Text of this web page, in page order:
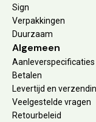
Sign
Verpakkingen
Duurzaam
Algemeen
Aanleverspecificaties
Betalen
Levertijd en
Veelgestelde vragen
Retourbeleid